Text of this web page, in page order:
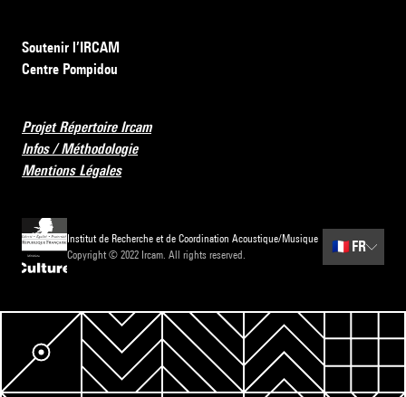
Soutenir l’IRCAM
Centre Pompidou
Projet Répertoire Ircam
Infos / Méthodologie
Mentions Légales
Institut de Recherche et de Coordination Acoustique/Musique
Copyright © 2022 Ircam. All rights reserved.
🇫🇷 FR